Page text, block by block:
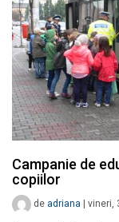
Campanie de
copiilor
de adriana vineri,